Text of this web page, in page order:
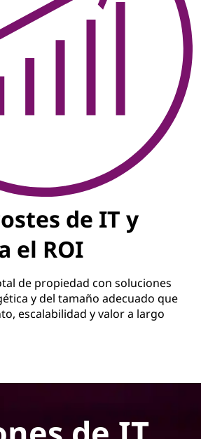
de IT y
el ROI
de propiedad con soluciones
y del tamaño adecuado que
escalabilidad y valor a largo